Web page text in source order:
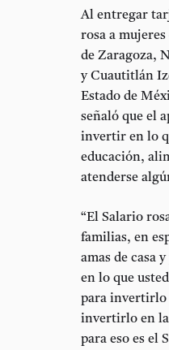
Al entregar
rosa a
de Zaragoza,
y Cuautitlán
Estado de
señaló que el
invertir en lo
educación,
atenderse
“El Salario
familias, en
amas de casa
en lo que
para invertirlo
invertirlo en la
para eso es el